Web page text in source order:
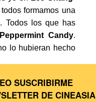
formamos una
Todos los que has
Peppermint Candy.
lo hubieran hecho
a conocer a sus
SUSCRIBIRME
DE CINEASIA